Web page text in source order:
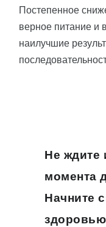
Постепенное
верное питание и
наилучшие
Не ждите
момента
Начните
здоровью